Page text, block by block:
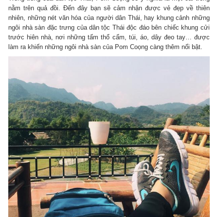
nằm trên quả đồi. Đến đây bạn sẽ cảm nhận được vẻ đẹp về thiên
nhiên, những nét văn hóa của người dân Thái, hay khung cảnh những
ngôi nhà sàn đặc trưng của dân tộc Thái độc đáo bên chiếc khung cửi
trước hiên nhà, nơi những tấm thổ cẩm, túi, áo, dây đeo tay… được
làm ra khiến những ngôi nhà sàn của Pom Coọng càng thêm nổi bật.